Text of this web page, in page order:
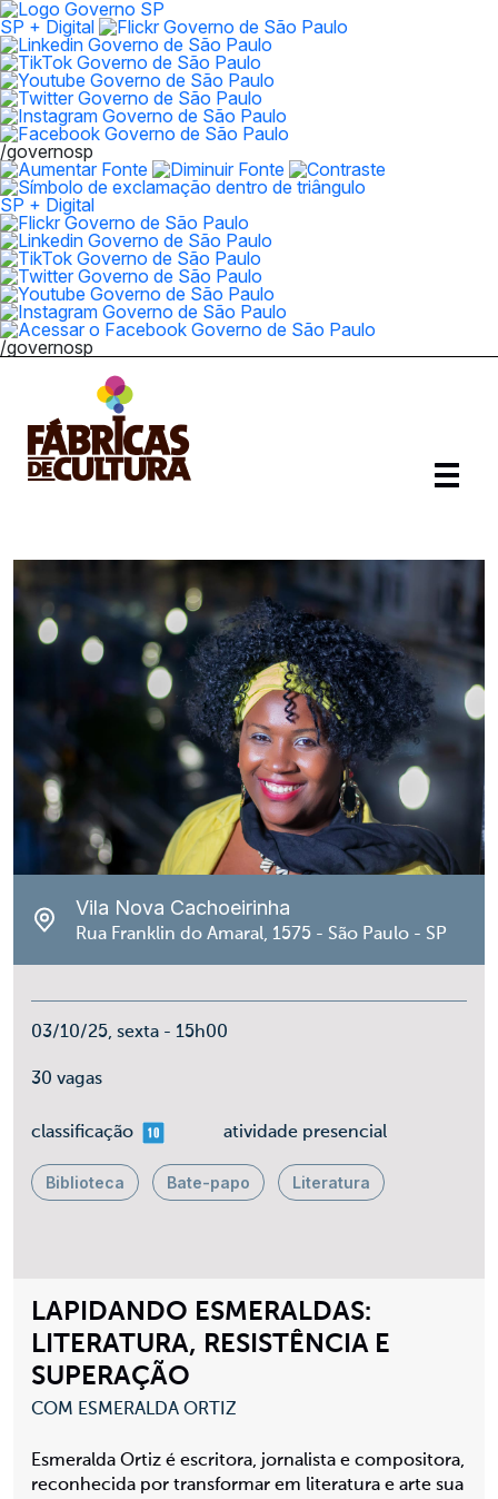
SP + Digital
/governosp
SP + Digital
/governosp
LAPIDANDO ESMERALDAS:
LITERATURA, RESISTÊNCIA E
SUPERAÇÃO
COM ESMERALDA ORTIZ
Esmeralda Ortiz é escritora, jornalista e compositora,
reconhecida por transformar em literatura e arte sua
Vila Nova Cachoeirinha
Rua Franklin do Amaral, 1575 - São Paulo - SP
03/10/25, sexta - 15h00
30 vagas
classificaçãomais 10 atividade presencial
Biblioteca Bate-papo Literatura